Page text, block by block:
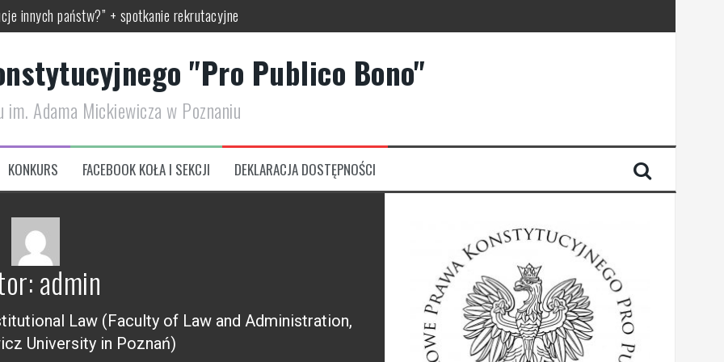
innych państw?” + spotkanie rekrutacyjne
Prawa Konstytucyjnego w semestrze letnim
Konstytucyjnego
Naukową „Współczesne problemy praw człowieka”
"Pro Publico Bono"
Adama Mickiewicza w Poznaniu
KONKURS FACEBOOK KOŁA I SEKCJI DEKLARACJA DOSTĘPNOŚCI
admin
Law (Faculty of Law and Administration,
University in Poznań)